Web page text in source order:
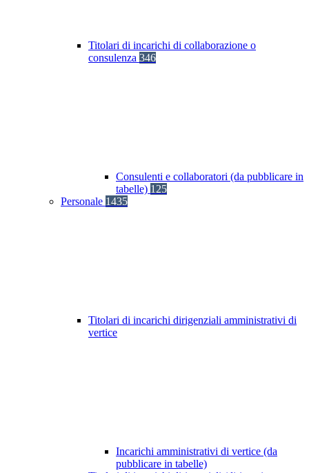
Titolari di incarichi di collaborazione o
consulenza 346
Consulenti e collaboratori (da pubblicare in
tabelle) 125
Personale 1435
Titolari di incarichi dirigenziali amministrativi di
vertice
Incarichi amministrativi di vertice (da
pubblicare in tabelle)